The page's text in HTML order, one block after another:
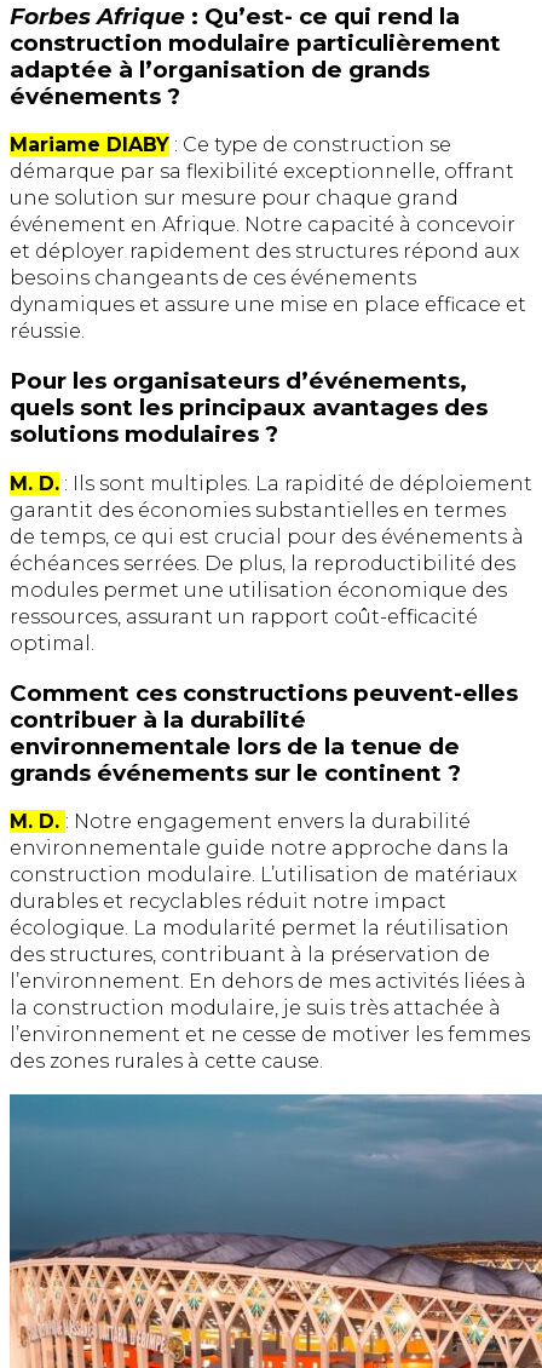
Forbes Afrique : Qu’est- ce qui rend la
construction modulaire particulièrement
adaptée à l’organisation de grands
événements ?
Mariame DIABY : Ce type de construction se
démarque par sa flexibilité exceptionnelle, offrant
une solution sur mesure pour chaque grand
événement en Afrique. Notre capacité à concevoir
et déployer rapidement des structures répond aux
besoins changeants de ces événements
dynamiques et assure une mise en place efficace et
réussie.
Pour les organisateurs d’événements,
quels sont les principaux avantages des
solutions modulaires ?
M. D. : Ils sont multiples. La rapidité de déploiement
garantit des économies substantielles en termes
de temps, ce qui est crucial pour des événements à
échéances serrées. De plus, la reproductibilité des
modules permet une utilisation économique des
ressources, assurant un rapport coût-efficacité
optimal.
Comment ces constructions peuvent-elles
contribuer à la durabilité
environnementale lors de la tenue de
grands événements sur le continent ?
M. D. : Notre engagement envers la durabilité
environnementale guide notre approche dans la
construction modulaire. L’utilisation de matériaux
durables et recyclables réduit notre impact
écologique. La modularité permet la réutilisation
des structures, contribuant à la préservation de
l’environnement. En dehors de mes activités liées à
la construction modulaire, je suis très attachée à
l’environnement et ne cesse de motiver les femmes
des zones rurales à cette cause.